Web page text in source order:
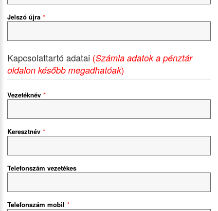
Jelszó újra
Kapcsolattartó adatai (Számla adatok a pénztár
oldalon később megadhatóak)
Vezetéknév
Keresztnév
Telefonszám vezetékes
Telefonszám mobil